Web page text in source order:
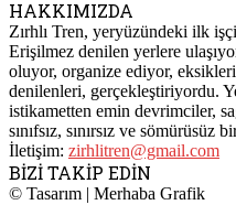
HAKKIMIZDA
Zırhlı Tren, yeryüzündeki ilk
Erişilmez denilen yerlere
oluyor, organize ediyor,
denilenleri, gerçekleştiriyordu.
istikametten emin devrimciler,
sınıfsız, sınırsız ve
İletişim: zirhlitren@gmail.com
BİZİ TAKİP EDİN
© Tasarım | Merhaba Grafik